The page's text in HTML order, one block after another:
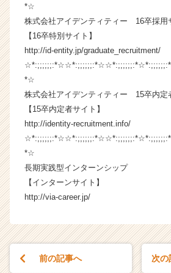
e
r）
*☆
株式会社アイデンティティー 16卒採用
【16卒特別サイト】
http://id-entity.jp/graduate_recruitment/
*☆
株式会社アイデンティティー 15卒内定
【15卒内定者サイト】
http://identity-recruitment.info/
*☆
長期実践型インターンシップ
【インターンサイト】
http://via-career.jp/
前の記事へ 次の